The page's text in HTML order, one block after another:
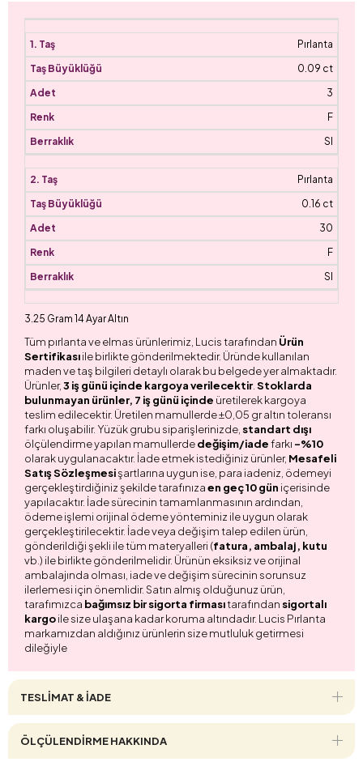
Pırlanta
0.09 ct
3
F
SI
Pırlanta
0.16 ct
30
F
SI
3.25 Gram 14 Ayar Altın
Tüm pırlanta ve elmas ürünlerimiz, Lucis tarafından Ürün
Sertifikasıile birlikte gönderilmektedir. Üründe kullanılan
maden ve taş bilgileri detaylı olarak bu belgede yer almaktadır.
Ürünler,3 iş günü içinde kargoya verilecektir. Stoklarda
bulunmayan ürünler, 7 iş günü içinde üretilerek kargoya
teslim edilecektir. Üretilen mamullerde ±0,05 gr altın toleransı
farkı oluşabilir. Yüzük grubu siparişlerinizde, standart dışı
ölçülendirme yapılan mamullerdedeğişim/iadefarkı -%10
olarak uygulanacaktır. İade etmek istediğiniz ürünler, Mesafeli
Satış Sözleşmesişartlarına uygun ise, para iadeniz, ödemeyi
gerçekleştirdiğiniz şekilde tarafınızaen geç 10 gün içerisinde
yapılacaktır. İade sürecinin tamamlanmasının ardından,
ödeme işlemi orijinal ödeme yönteminiz ile uygun olarak
gerçekleştirilecektir. İade veya değişim talep edilen ürün,
gönderildiği şekli ile tüm materyalleri (fatura, ambalaj, kutu
vb.) ile birlikte gönderilmelidir. Ürünün eksiksiz ve orijinal
ambalajında olması, iade ve değişim sürecinin sorunsuz
ilerlemesi için önemlidir. Satın almış olduğunuz ürün,
tarafımızca bağımsız bir sigorta firmasıtarafından sigortalı
kargoile size ulaşana kadar koruma altındadır. Lucis Pırlanta
markamızdan aldığınız ürünlerin size mutluluk getirmesi
dileğiyle
TESLİMAT & İADE
ÖLÇÜLENDİRME HAKKINDA